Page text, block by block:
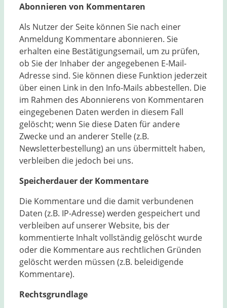
Abonnieren von Kommentaren
Als Nutzer der Seite können Sie nach einer
Anmeldung Kommentare abonnieren. Sie
erhalten eine Bestätigungsemail, um zu prüfen,
ob Sie der Inhaber der angegebenen E-Mail-
Adresse sind. Sie können diese Funktion jederzeit
über einen Link in den Info-Mails abbestellen. Die
im Rahmen des Abonnierens von Kommentaren
eingegebenen Daten werden in diesem Fall
gelöscht; wenn Sie diese Daten für andere
Zwecke und an anderer Stelle (z.B.
Newsletterbestellung) an uns übermittelt haben,
verbleiben die jedoch bei uns.
Speicherdauer der Kommentare
Die Kommentare und die damit verbundenen
Daten (z.B. IP-Adresse) werden gespeichert und
verbleiben auf unserer Website, bis der
kommentierte Inhalt vollständig gelöscht wurde
oder die Kommentare aus rechtlichen Gründen
gelöscht werden müssen (z.B. beleidigende
Kommentare).
Rechtsgrundlage